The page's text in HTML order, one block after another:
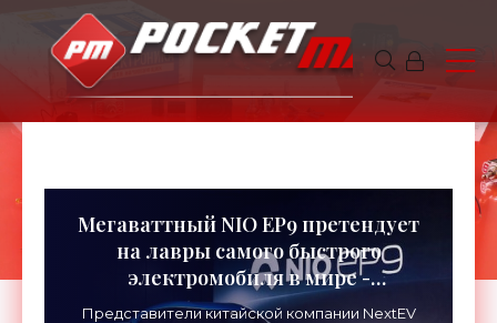
Мегаваттный NIO EP9 претендует
на лавры самого быстрого
электромобиля в мире -
«Электромобили»
Представители китайской компании NextEV